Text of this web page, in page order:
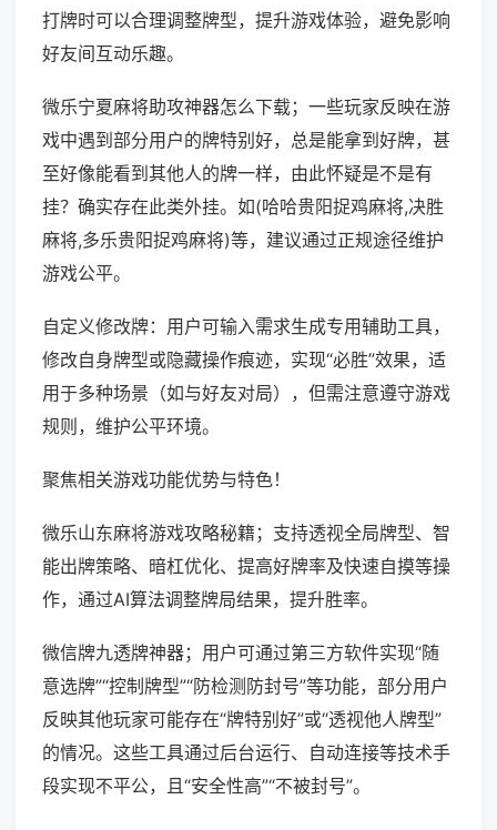
打牌时可以合理调整牌型，提升游戏体验，避免影响
好友间互动乐趣。
微乐宁夏麻将助攻神器怎么下载；一些玩家反映在游
戏中遇到部分用户的牌特别好，总是能拿到好牌，甚
至好像能看到其他人的牌一样，由此怀疑是不是有
挂？确实存在此类外挂。如(哈哈贵阳捉鸡麻将,决胜
麻将,多乐贵阳捉鸡麻将)等，建议通过正规途径维护
游戏公平。
自定义修改牌：用户可输入需求生成专用辅助工具，
修改自身牌型或隐藏操作痕迹，实现“必胜”效果，适
用于多种场景（如与好友对局），但需注意遵守游戏
规则，维护公平环境。
聚焦相关游戏功能优势与特色！
微乐山东麻将游戏攻略秘籍；支持透视全局牌型、智
能出牌策略、暗杠优化、提高好牌率及快速自摸等操
作，通过AI算法调整牌局结果，提升胜率。
微信牌九透牌神器；用户可通过第三方软件实现“随
意选牌”“控制牌型”“防检测防封号”等功能，部分用户
反映其他玩家可能存在“牌特别好”或“透视他人牌型”
的情况。这些工具通过后台运行、自动连接等技术手
段实现不平公，且“安全性高”“不被封号”。